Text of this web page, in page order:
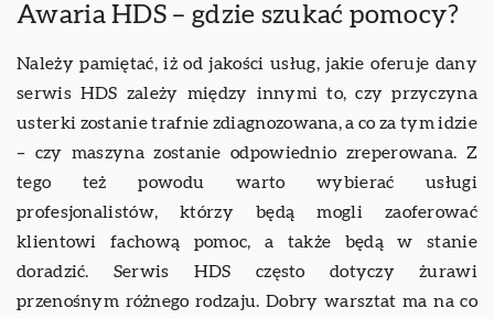
Awaria HDS – gdzie szukać pomocy?
Należy pamiętać, iż od jakości usług, jakie oferuje dany
serwis HDS zależy między innymi to, czy przyczyna
usterki zostanie trafnie zdiagnozowana, a co za tym idzie
– czy maszyna zostanie odpowiednio zreperowana. Z
tego też powodu warto wybierać usługi
profesjonalistów, którzy będą mogli zaoferować
klientowi fachową pomoc, a także będą w stanie
doradzić. Serwis HDS często dotyczy żurawi
przenośnym różnego rodzaju. Dobry warsztat ma na co